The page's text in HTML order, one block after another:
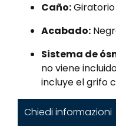
Caño:Giratorio
Acabado:
Sistema de
no viene
incluye el grifo
Chiedi informazioni